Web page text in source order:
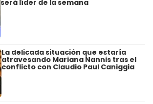
será líder de la semana
La delicada situación que estaría
atravesando Mariana Nannis tras el
conflicto con Claudio Paul Caniggia